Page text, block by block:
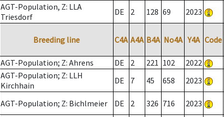
AGT-Population, Z: LLA
Triesdorf
DE 2 128 69 2023
Breeding line C4A A4A B4A No4A Y4A Code
AGT-Population; Z: Ahrens DE 2 221 102 2022
AGT-Population; Z: LLH
Kirchhain
DE 7 45 658 2023
AGT-Population; Z: Bichlmeier DE 2 326 716 2023